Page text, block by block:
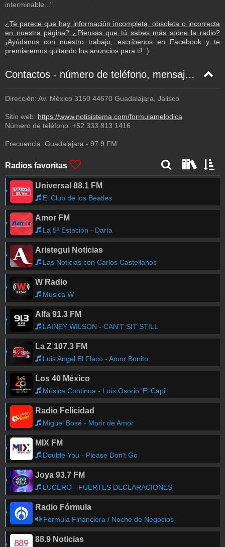
interminable..."
¿Te parece que hay información incompleta, obsoleta o incorrecta
en nuestra página? ¿Piensas que tú sabes más sobre la radio?
¡Ayúdanos con nuestro trabajo, escríbenos en Facebook y te
premiaremos quitando los anuncios para ti! :)
Contactos - número de teléfono, mensaje de texto, correo electrónico, Facebook
Dirección: Av. México 3150 44670 Guadalajara, Jalisco
Sitio web: https://www.notisistema.com/formulamelodica
Número de teléfono: +52 333 813 1416
Frecuencia: Guadalajara - 97.9 FM
Radios favoritas
Universal 88.1 FM
El Club de los Beatles
Amor FM
La 5ª Estación - Daría
Aristegui Noticias
Las Noticias con Carlos Castellanos
W Radio
Musica W
Alfa 91.3 FM
LAINEY WILSON - CAN'T SIT STILL
La Z 107.3 FM
Luis Angel El Flaco - Amor Bonito
Los 40 México
Música Continua - Luís Osorio 'El Capi'
Radio Felicidad
Miguel Bosé - Morir de Amor
MIX FM
Double You - Please Don't Go
Joya 93.7 FM
LUCERO - FUERTES DECLARACIONES
Radio Fórmula
Fórmula Financiera / Noche de Negocios
88.9 Noticias